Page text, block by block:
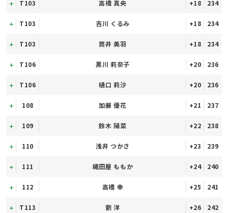
T103 高橋 真央 +18 234
T103 吉川 くるみ +18 234
T103 筒井 美羽 +18 234
T106 黒川 莉奈子 +20 236
T106 樋口 莉沙 +20 236
108 加藤 優花 +21 237
109 鈴木 陽菜 +22 238
110 浅井 つかさ +23 239
111 縄田屋 ももか +24 240
112 高橋 幸 +25 241
T113 劉 洋 +26 242